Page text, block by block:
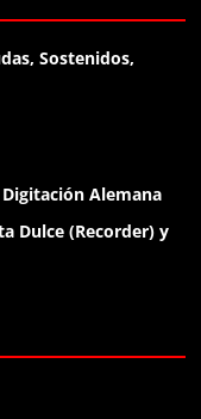
Sostenidos,
Alemana
Dulce (Recorder) y